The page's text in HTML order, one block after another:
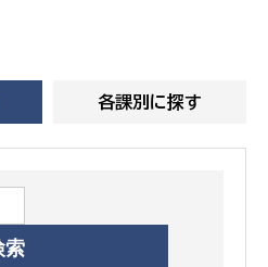
各課別に探す